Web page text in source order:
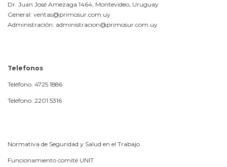
Dr. Juan José Amezaga 1464, Montevideo, Uruguay
General: ventas@primosur.com.uy
Administración: administracion@primosur.com.uy
Telefonos
Teléfono: 4725 1886
Teléfono: 2201 5316
Normativa de Seguridad y Salud en el Trabajo
Funcionamiento comité UNIT